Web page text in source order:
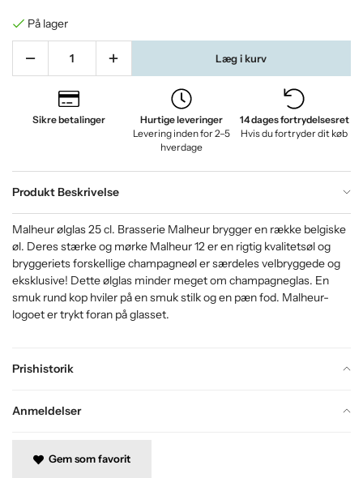
På lager
Læg i kurv
Sikre betalinger
Hurtige leveringer
Levering inden for 2–5
hverdage
14 dages fortrydelsesret
Hvis du fortryder dit køb
Produkt Beskrivelse
Prishistorik
Anmeldelser
Malheur ølglas 25 cl. Brasserie Malheur brygger en række belgiske
øl. Deres stærke og mørke Malheur 12 er en rigtig kvalitetsøl og
bryggeriets forskellige champagneøl er særdeles velbryggede og
eksklusive! Dette ølglas minder meget om champagneglas. En
smuk rund kop hviler på en smuk stilk og en pæn fod. Malheur-
logoet er trykt foran på glasset.
Gem som favorit